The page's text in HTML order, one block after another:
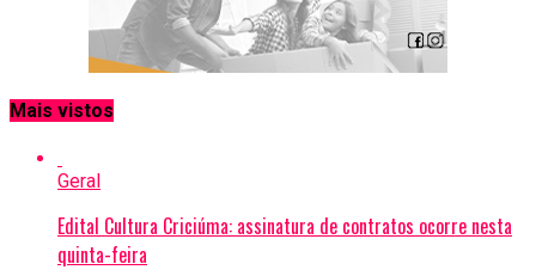
Mais vistos
Geral
Edital Cultura Criciúma: assinatura de contratos ocorre nesta
quinta-feira